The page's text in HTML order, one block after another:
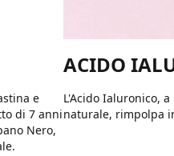
e
di 7 anni
Nero,
ACIDO
L'Acido Ialuronico,
naturale, rimpolpa